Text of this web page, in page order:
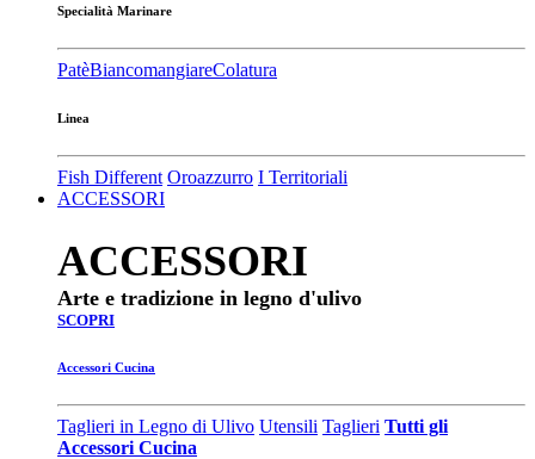
Specialità Marinare
Patè​BiancomangiareColatura
Linea
Fish Different Oroazzurro I Territoriali
ACCESSORI
ACCESSORI
Arte e tradizione in legno d'ulivo
SCOPRI
Accessori Cucina
Taglieri in Legno di Ulivo Utensili Taglieri Tutti gli
Accessori Cucina